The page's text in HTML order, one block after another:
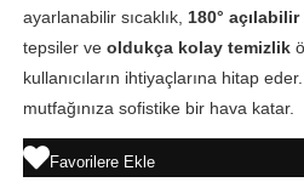
ayarlanabilir sıcaklık, 180°
tepsiler ve oldukça kolay temizlik
kullanıcıların ihtiyaçlarına hitap
mutfağınıza sofistike bir hava katar.
Favorilere Ekle